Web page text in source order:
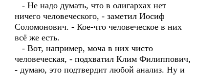
- Не надо думать, что в олигархах нет
ничего человеческого, - заметил Иосиф
Соломонович. - Кое-что человеческое в них
всё же есть.
- Вот, например, моча в них чисто
человеческая, - подхватил Клим Филиппович,
- думаю, это подтвердит любой анализ. Ну и